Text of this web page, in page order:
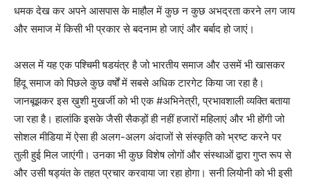
धमक देख कर अपने आसपास के माहौल में कुछ न कुछ अभद्रता करने लग जाय
और समाज में किसी भी प्रकार से बदनाम हो जाएं और बर्बाद हो जाएं।
असल में यह एक पश्चिमी षडयंत्र है जो भारतीय समाज और उसमें भी खासकर
हिंदू समाज को पिछले कुछ वर्षों में सबसे अधिक टारगेट किया जा रहा है।
जानबूझकर इस ख़ुशी मुखर्जी को भी एक #अभिनेत्री, प्रभावशाली व्यक्ति बताया
जा रहा है। हालांकि इसके जैसी सैकड़ों ही नहीं हजारों महिलाएं और भी होंगी जो
सोशल मीडिया में ऐसा ही अलग-अलग अंदाजों से संस्कृति को भ्रष्ट करने पर
तुली हुई मिल जाएंगी। उनका भी कुछ विशेष लोगों और संस्थाओं द्वारा गुप्त रूप से
और उसी षड्यंत के तहत प्रचार करवाया जा रहा होगा। सनी लियोनी को भी इसी